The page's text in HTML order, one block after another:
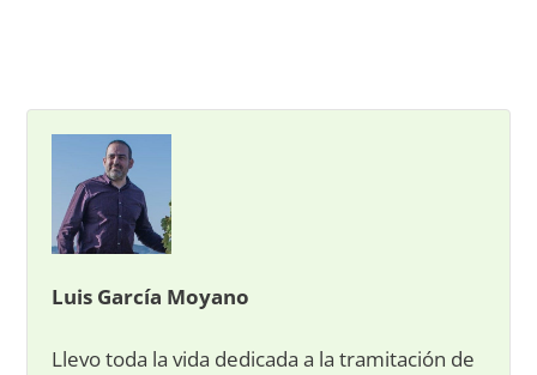
Luis García Moyano
Llevo toda la vida dedicada a la tramitación de